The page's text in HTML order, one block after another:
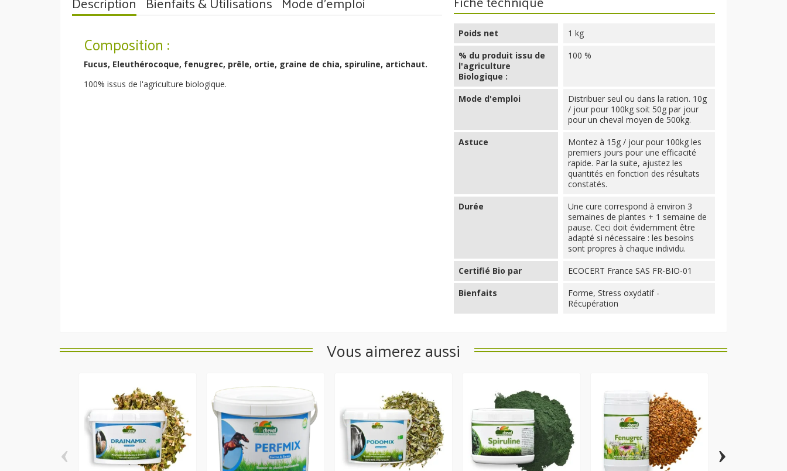
Composition :
Fucus, Eleuthérocoque, fenugrec, prêle, ortie, graine de chia, spiruline, artichaut.
100% issus de l'agriculture biologique.
Poids net
1 kg
% du produit issu de
l'agriculture
Biologique :
100 %
Mode d'emploi
Distribuer seul ou dans la ration. 10g
/ jour pour 100kg soit 50g par jour
pour un cheval moyen de 500kg.
Astuce
Montez à 15g / jour pour 100kg les
premiers jours pour une efficacité
rapide. Par la suite, ajustez les
quantités en fonction des résultats
constatés.
Durée
Une cure correspond à environ 3
semaines de plantes + 1 semaine de
pause. Ceci doit évidemment être
adapté si nécessaire : les besoins
sont propres à chaque individu.
Certifié Bio par
ECOCERT France SAS FR-BIO-01
Bienfaits
Forme, Stress oxydatif -
Récupération
Vous aimerez aussi
‹ ›